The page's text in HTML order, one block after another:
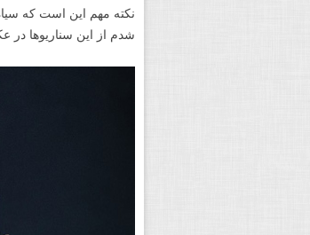
نکته مهم این است که
شدم از این سناریوها در